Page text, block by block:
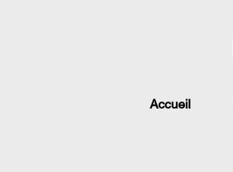
Accueil